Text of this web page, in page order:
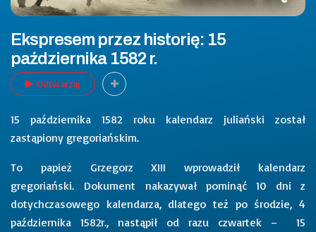
Ekspresem przez historię: 15
października 1582 r.
Odtwarzaj
15 października 1582 roku kalendarz juliański został
zastąpiony gregoriańskim.
To papież Grzegorz XIII wprowadził kalendarz
gregoriański. Dokument nakazywał pominąć 10 dni z
dotychczasowego kalendarza, dlatego też po środzie, 4
października 1582r., nastąpił od razu czwartek – 15